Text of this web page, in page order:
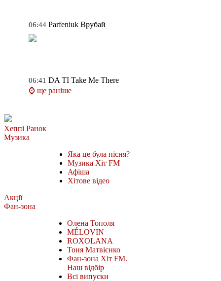
06:44 Parfeniuk Врубай
06:41 DA TI Take Me There
⌚ ще раніше
Хеппі Ранок
Музика
Яка це була пісня?
Музика Хіт FM
Афіша
Хітове відео
Акції
Фан-зона
Олена Тополя
MÉLOVIN
ROXOLANA
Тоня Матвієнко
Фан-зона Хіт FM.
Наш відбір
Всі випуски